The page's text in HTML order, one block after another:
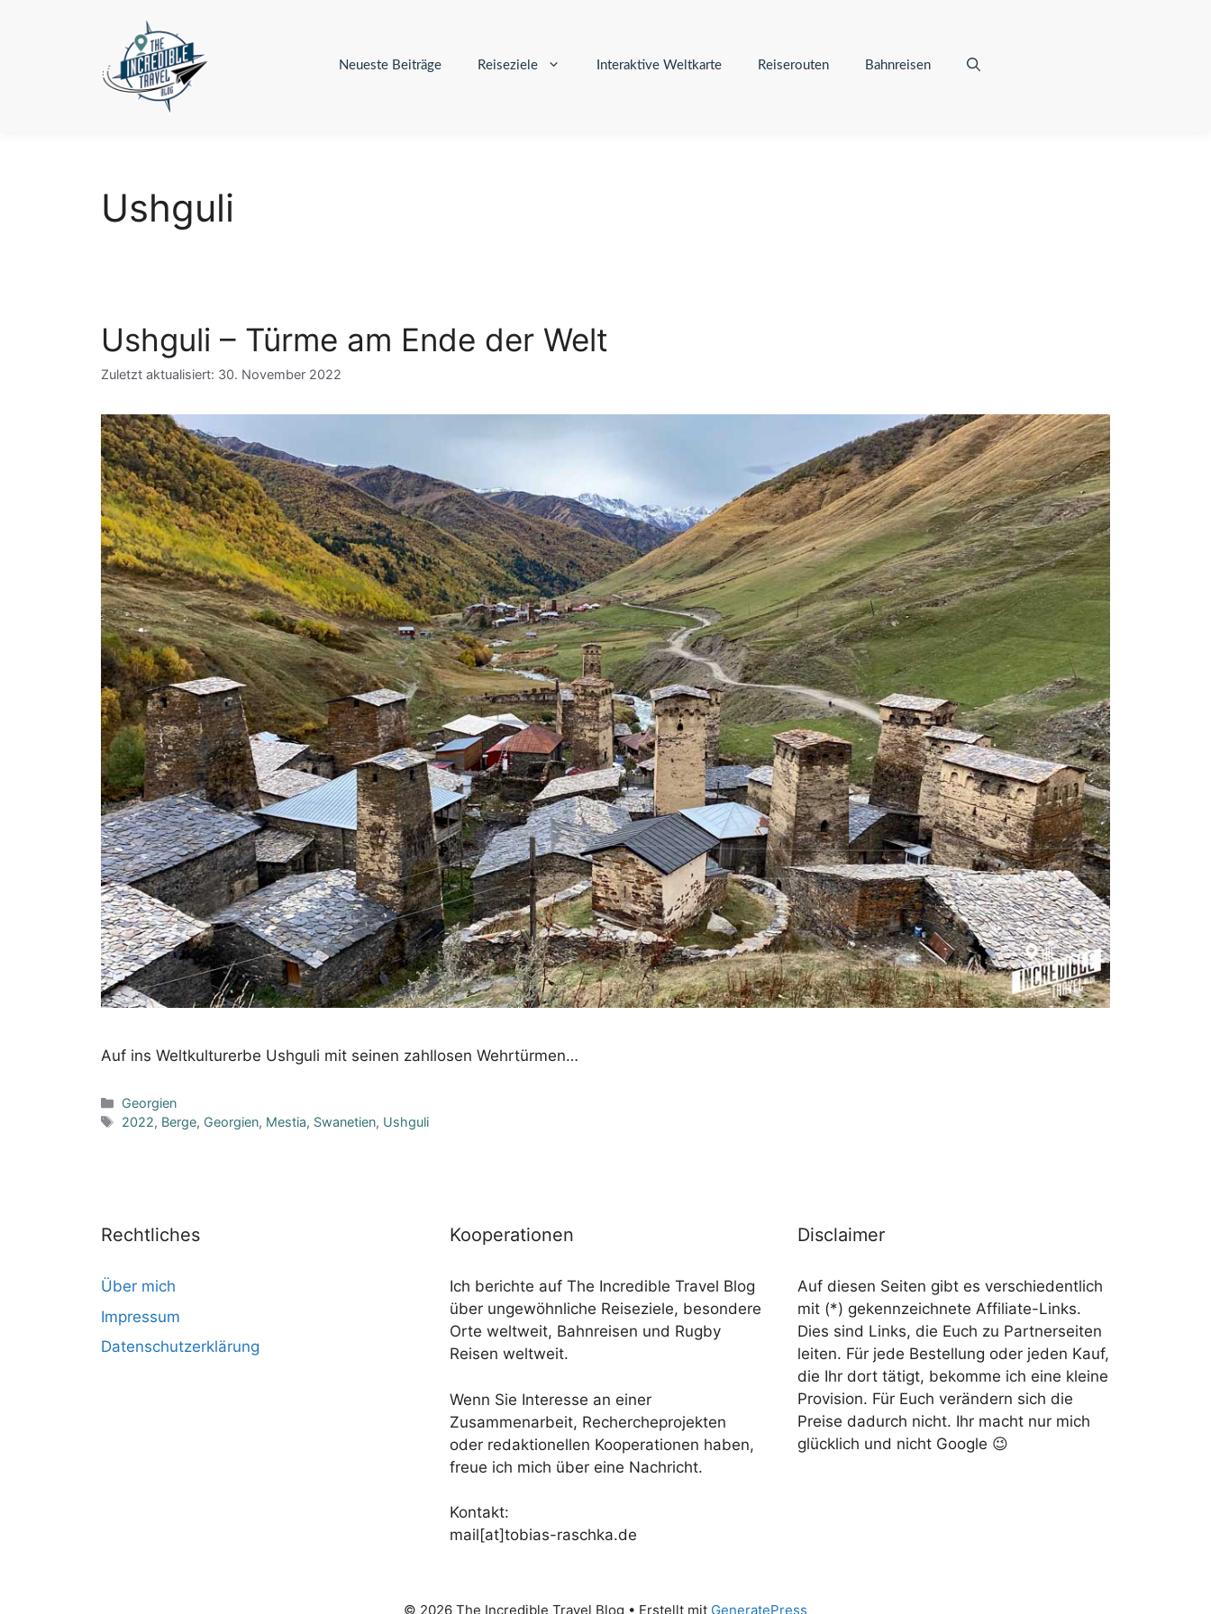
Neueste Beiträge Reiseziele Interaktive Weltkarte Reiserouten Bahnreisen
Ushguli
Ushguli – Türme am Ende der Welt
Zuletzt aktualisiert: 30. November 2022
Auf ins Weltkulturerbe Ushguli mit seinen zahllosen Wehrtürmen…
Kategorien
Georgien
Schlagwörter
2022, Berge, Georgien, Mestia, Swanetien, Ushguli
Rechtliches
Über mich
Impressum
Datenschutzerklärung
Kooperationen
Ich berichte auf The Incredible Travel Blog
über ungewöhnliche Reiseziele, besondere
Orte weltweit, Bahnreisen und Rugby
Reisen weltweit.
Wenn Sie Interesse an einer
Zusammenarbeit, Rechercheprojekten
oder redaktionellen Kooperationen haben,
freue ich mich über eine Nachricht.
Kontakt:
mail[at]tobias-raschka.de
Disclaimer
Auf diesen Seiten gibt es verschiedentlich
mit (*) gekennzeichnete Affiliate-Links.
Dies sind Links, die Euch zu Partnerseiten
leiten. Für jede Bestellung oder jeden Kauf,
die Ihr dort tätigt, bekomme ich eine kleine
Provision. Für Euch verändern sich die
Preise dadurch nicht. Ihr macht nur mich
glücklich und nicht Google 😉
© 2026 The Incredible Travel Blog • Erstellt mit GeneratePress